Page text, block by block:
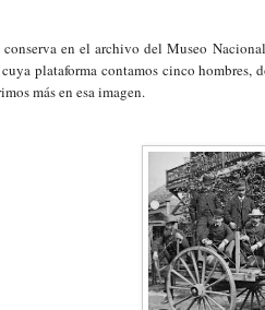
conserva en el archivo del Museo
plataforma contamos cinco hombres,
más en esa imagen.